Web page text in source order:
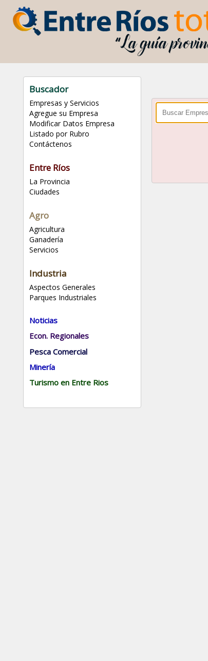
Buscador
Empresas y Servicios
Agregue su Empresa
Modificar Datos Empresa
Listado por Rubro
Contáctenos
Entre Ríos
La Provincia
Ciudades
Agro
Agricultura
Ganadería
Servicios
Industria
Aspectos Generales
Parques Industriales
Noticias
Econ. Regionales
Pesca Comercial
Minería
Turismo en Entre Rios